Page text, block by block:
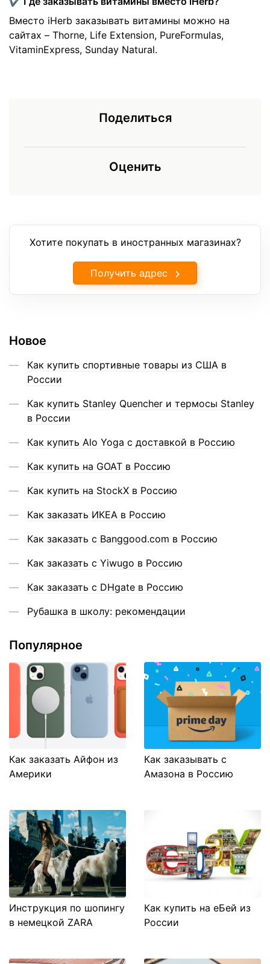
Вместо iHerb заказывать витамины можно на
сайтах – Thorne, Life Extension, PureFormulas,
VitaminExpress, Sunday Natural.
Поделиться
Оценить
Хотите покупать в иностранных магазинах?
Получить адрес
Новое
Как купить спортивные товары из США в
России
Как купить Stanley Quencher и термосы Stanley
в России
Как купить Alo Yoga с доставкой в Россию
Как купить на GOAT в Россию
Как купить на StockX в Россию
Как заказать ИКЕА в Россию
Как заказать с Banggood.com в Россию
Как заказать с Yiwugo в Россию
Как заказать с DHgate в Россию
Рубашка в школу: рекомендации
Популярное
Как заказать Айфон из
Америки
Как заказывать с
Амазона в Россию
Инструкция по шопингу
в немецкой ZARA
Как купить на еБей из
России